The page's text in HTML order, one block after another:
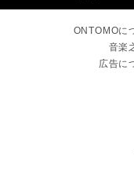
ONTOMOに
音楽
広告に